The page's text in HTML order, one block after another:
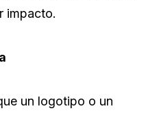
impacto.
un logotipo o un